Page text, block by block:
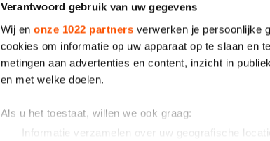
Verantwoord gebruik van uw gegevens
Wij en onze 1022 partners verwerken je persoonlijke
cookies om informatie op uw apparaat op te slaan en
metingen aan advertenties en content, inzicht in
en met welke doelen.
Als u het toestaat, willen we ook graag:
Informatie verzamelen over uw geografische
tot en met 2008 heb ik in het bestuur
steeds. Toen ik hiermee begon had ik al
hardrijvereniging, een functie die ik 24
jaar voor inzet?
“Het schoonrijden zelf is allereerst een